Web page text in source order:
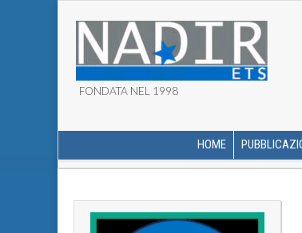
ASSOCIAZIONE
FONDATA NEL 1998
MAIN MENU
HOME
SUB MENU